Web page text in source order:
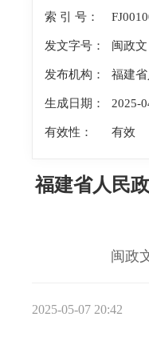
索 引 号：
发文字号： 闽政
发布机构： 福建
生成日期： 2025-
有效性： 有效
福建省人民
闽政
2025-05-07 20:42